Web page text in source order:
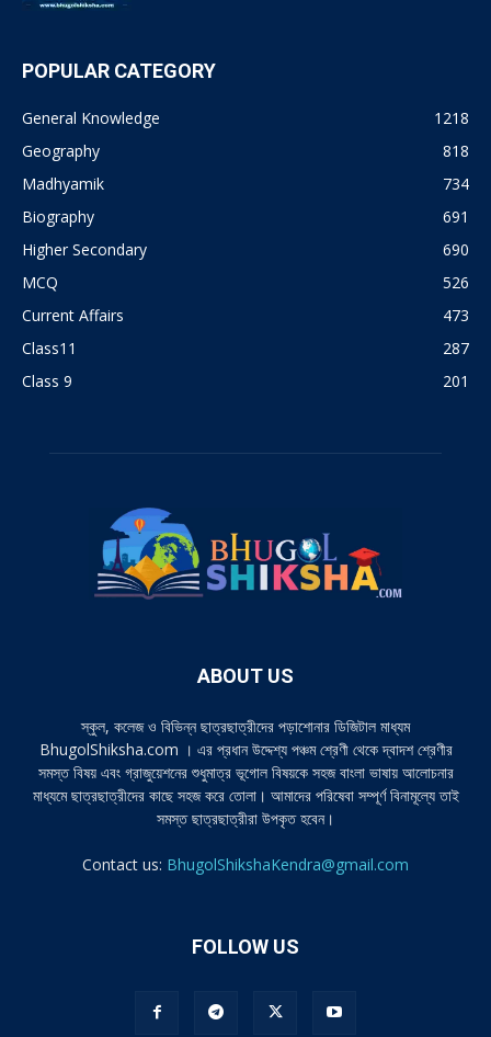
POPULAR CATEGORY
General Knowledge
1218
Geography
818
Madhyamik
734
Biography
691
Higher Secondary
690
MCQ
526
Current Affairs
473
Class11
287
Class 9
201
ABOUT US
স্কুল, কলেজ ও বিভিন্ন ছাত্রছাত্রীদের পড়াশোনার ডিজিটাল মাধ্যম
BhugolShiksha.com । এর প্রধান উদ্দেশ্য পঞ্চম শ্রেণী থেকে দ্বাদশ শ্রেণীর
সমস্ত বিষয় এবং গ্রাজুয়েশনের শুধুমাত্র ভূগোল বিষয়কে সহজ বাংলা ভাষায় আলোচনার
মাধ্যমে ছাত্রছাত্রীদের কাছে সহজ করে তোলা। আমাদের পরিষেবা সম্পূর্ণ বিনামূল্যে তাই
সমস্ত ছাত্রছাত্রীরা উপকৃত হবেন।
Contact us: BhugolShikshaKendra@gmail.com
FOLLOW US